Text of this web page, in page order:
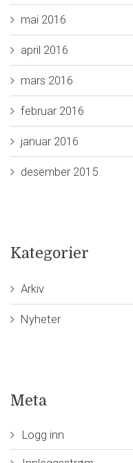
mai 2016
april 2016
mars 2016
februar 2016
januar 2016
desember 2015
Kategorier
Arkiv
Nyheter
Meta
Logg inn